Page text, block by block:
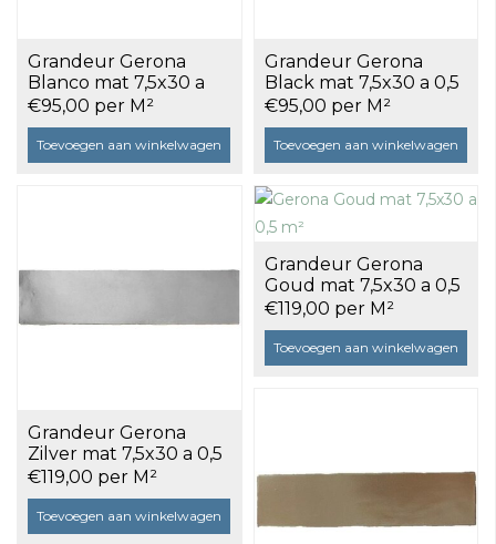
Grandeur Gerona
Blanco mat 7,5x30 a
0,5 m²
€95,00 per M²
Toevoegen aan winkelwagen
Grandeur Gerona
Black mat 7,5x30 a 0,5
m²
€95,00 per M²
Toevoegen aan winkelwagen
Grandeur Gerona
Zilver mat 7,5x30 a 0,5
m²
€119,00 per M²
Toevoegen aan winkelwagen
Grandeur Gerona
Goud mat 7,5x30 a 0,5
m²
€119,00 per M²
Toevoegen aan winkelwagen